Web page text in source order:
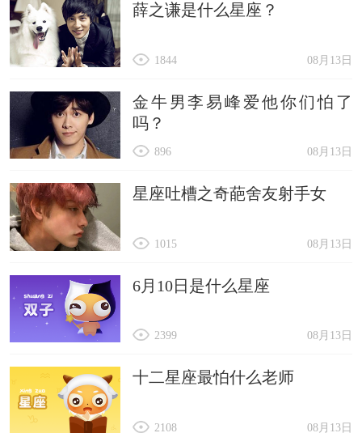
薛之谦是什么星座？
08月13日
1844
金牛男李易峰爱他你们怕了
吗？
08月13日
896
星座吐槽之奇葩舍友射手女
08月13日
1015
6月10日是什么星座
08月13日
2399
十二星座最怕什么老师
08月13日
2108